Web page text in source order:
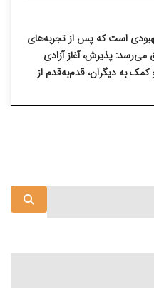
است که پس از تجربه‌های
می‌رسد: پذیرش، آغاز آزادی
به دیگران، قدم‌به‌قدم از